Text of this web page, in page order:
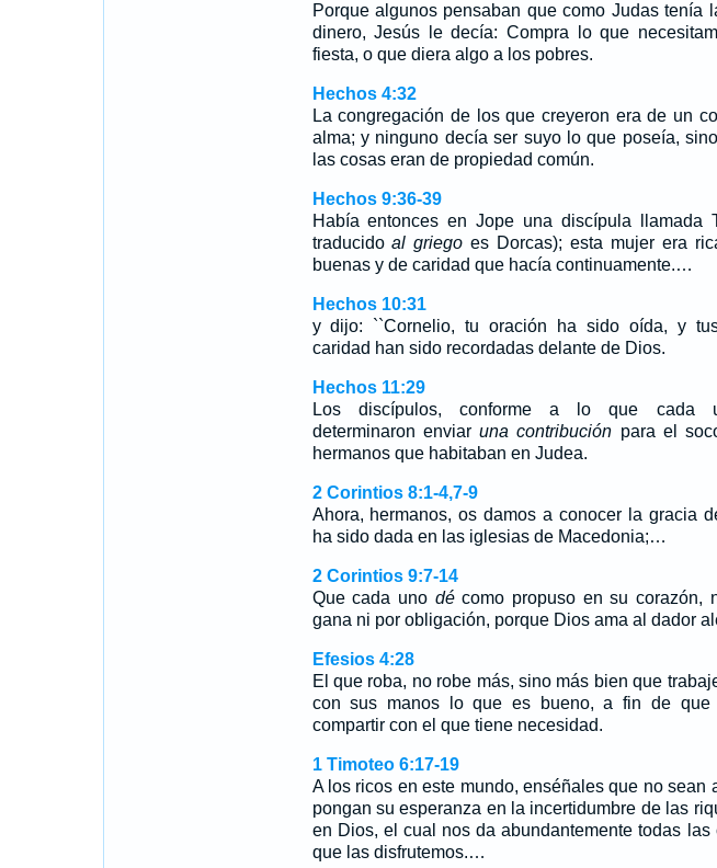
Porque algunos pensaban que como Judas tenía
dinero, Jesús le decía: Compra lo que
fiesta, o que diera algo a los pobres.
Hechos 4:32
La congregación de los que creyeron era de un
alma; y ninguno decía ser suyo lo que poseía,
las cosas eran de propiedad común.
Hechos 9:36-39
Había entonces en Jope una discípula llamada
traducidoal griego es Dorcas); esta mujer era
buenas y de caridad que hacía continuamente.…
Hechos 10:31
y dijo: ``Cornelio, tu oración ha sido oída, y
caridad han sido recordadas delante de Dios.
Hechos 11:29
Los discípulos, conforme a lo que cada
determinaron enviaruna contribución para el
hermanos que habitaban en Judea.
2 Corintios 8:1-4,7-9
Ahora, hermanos, os damos a conocer la gracia
ha sido dada en las iglesias de Macedonia;…
2 Corintios 9:7-14
Que cada uno décomo propuso en su corazón,
gana ni por obligación, porque Dios ama al dador
Efesios 4:28
El que roba, no robe más, sino más bien que
con sus manos lo que es bueno, a fin de que
compartir con el que tiene necesidad.
1 Timoteo 6:17-19
A los ricos en este mundo, enséñales que no sean
pongan su esperanza en la incertidumbre de las
en Dios, el cual nos da abundantemente todas las
que las disfrutemos.…